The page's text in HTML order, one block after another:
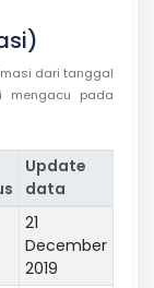
dari tanggal
mengacu pada
Update
data
21
December
2019